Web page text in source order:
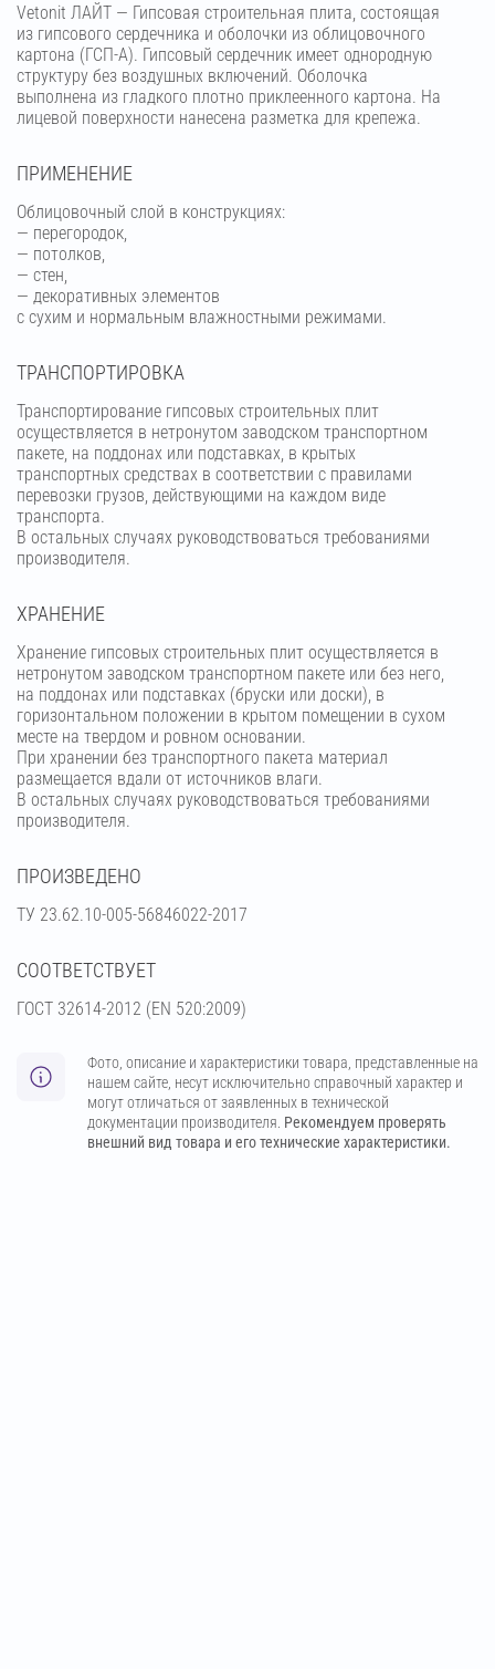
Vetonit ЛАЙТ — Гипсовая строительная плита, состоящая
из гипсового сердечника и оболочки из облицовочного
картона (ГСП-А). Гипсовый сердечник имеет однородную
структуру без воздушных включений. Оболочка
выполнена из гладкого плотно приклеенного картона. На
лицевой поверхности нанесена разметка для крепежа.
ПРИМЕНЕНИЕ
Облицовочный слой в конструкциях:
— перегородок,
— потолков,
— стен,
— декоративных элементов
с сухим и нормальным влажностными режимами.
ТРАНСПОРТИРОВКА
Транспортирование гипсовых строительных плит
осуществляется в нетронутом заводском транспортном
пакете, на поддонах или подставках, в крытых
транспортных средствах в соответствии с правилами
перевозки грузов, действующими на каждом виде
транспорта.
В остальных случаях руководствоваться требованиями
производителя.
ХРАНЕНИЕ
Хранение гипсовых строительных плит осуществляется в
нетронутом заводском транспортном пакете или без него,
на поддонах или подставках (бруски или доски), в
горизонтальном положении в крытом помещении в сухом
месте на твердом и ровном основании.
При хранении без транспортного пакета материал
размещается вдали от источников влаги.
В остальных случаях руководствоваться требованиями
производителя.
ПРОИЗВЕДЕНО
ТУ 23.62.10-005-56846022-2017
СООТВЕТСТВУЕТ
ГОСТ 32614-2012 (EN 520:2009)
Фото, описание и характеристики товара, представленные на
нашем сайте, несут исключительно справочный характер и
могут отличаться от заявленных в технической
документации производителя. Рекомендуем проверять
внешний вид товара и его технические характеристики.